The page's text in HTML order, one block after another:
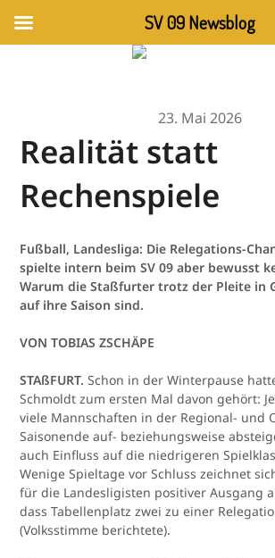
23. Mai 2026
Realität statt
Rechenspiele
Fußball, Landesliga: Die Relegations-
spielte intern beim SV 09 aber bewusst
Warum die Staßfurter trotz der Pleite in
auf ihre Saison sind.
VON TOBIAS ZSCHÄPE
STAßFURT.Schon in der Winterpause
Schmoldt zum ersten Mal davon gehört:
viele Mannschaften in der Regional- und
Saisonende auf- beziehungsweise
auch Einfluss auf die niedrigeren
Wenige Spieltage vor Schluss zeichnet
für die Landesligisten positiver Ausgang
dass Tabellenplatz zwei zu einer
(Volksstimme berichtete).
SV 09 Newsblog